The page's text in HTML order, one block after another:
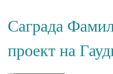
Саграда
проект на